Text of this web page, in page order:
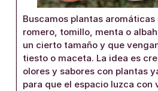
Buscamos plantas
romero, tomillo, menta o
un cierto tamaño y que
tiesto o maceta. La idea es
olores y sabores con plantas
para que el espacio luzca con